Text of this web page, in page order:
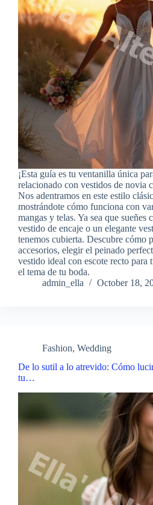
¡Esta guía es tu ventanilla única
relacionado con vestidos de novia
Nos adentramos en este estilo
mostrándote cómo funciona con
mangas y telas. Ya sea que sueñes
vestido de encaje o un elegante
tenemos cubierta. Descubre cómo
accesorios, elegir el peinado
vestido ideal con escote recto para
el tema de tu boda.
admin_ella
October 18,
Fashion, Wedding
De lo sutil a lo atrevido: Cómo
tu…